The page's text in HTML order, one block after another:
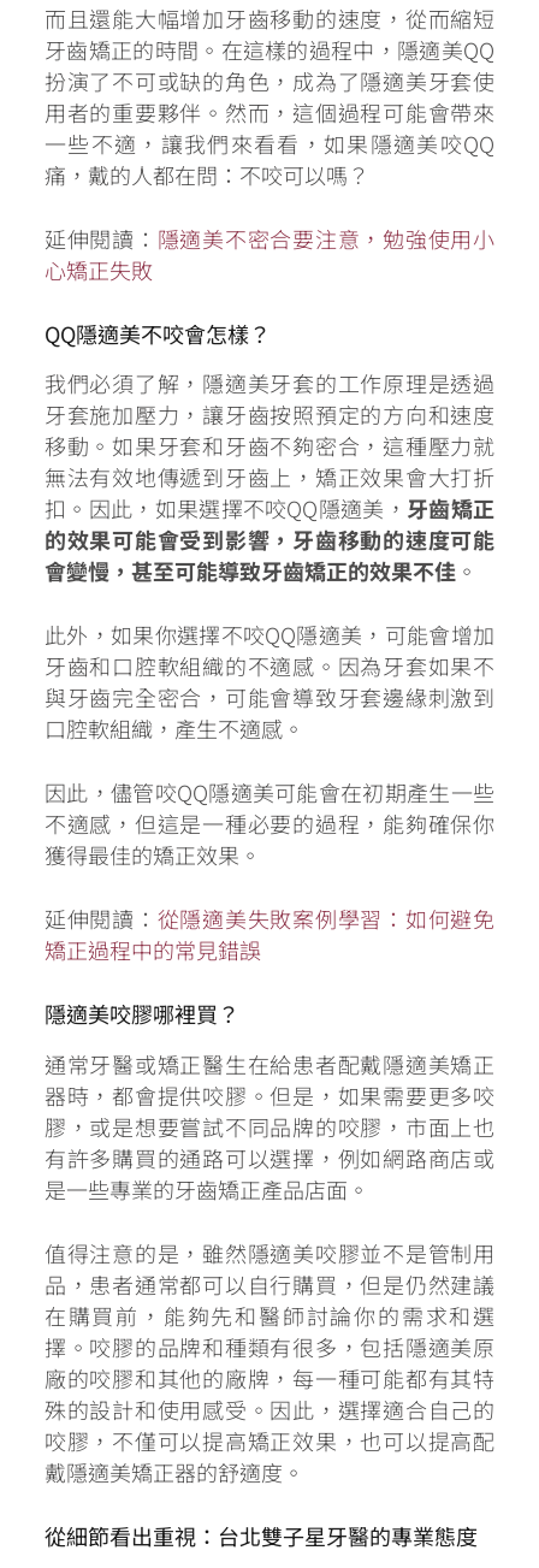
而且還能大幅增加牙齒移動的速度，從而縮短
牙齒矯正的時間。在這樣的過程中，隱適美QQ
扮演了不可或缺的角色，成為了隱適美牙套使
用者的重要夥伴。然而，這個過程可能會帶來
一些不適，讓我們來看看，如果隱適美咬QQ
痛，戴的人都在問：不咬可以嗎？
延伸閱讀： 隱適美不密合要注意，勉強使用小
心矯正失敗
QQ隱適美不咬會怎樣？
我們必須了解，隱適美牙套的工作原理是透過
牙套施加壓力，讓牙齒按照預定的方向和速度
移動。如果牙套和牙齒不夠密合，這種壓力就
無法有效地傳遞到牙齒上，矯正效果會大打折
扣。因此，如果選擇不咬QQ隱適美， 牙齒矯正
的效果可能會受到影響，牙齒移動的速度可能
會變慢，甚至可能導致牙齒矯正的效果不佳。
此外，如果你選擇不咬QQ隱適美，可能會增加
牙齒和口腔軟組織的不適感。因為牙套如果不
與牙齒完全密合，可能會導致牙套邊緣刺激到
口腔軟組織，產生不適感。
因此，儘管咬QQ隱適美可能會在初期產生一些
不適感，但這是一種必要的過程，能夠確保你
獲得最佳的矯正效果。
延伸閱讀： 從隱適美失敗案例學習：如何避免
矯正過程中的常見錯誤
隱適美咬膠哪裡買？
通常牙醫或矯正醫生在給患者配戴隱適美矯正
器時，都會提供咬膠。但是，如果需要更多咬
膠，或是想要嘗試不同品牌的咬膠，市面上也
有許多購買的通路可以選擇，例如網路商店或
是一些專業的牙齒矯正產品店面。
值得注意的是，雖然隱適美咬膠並不是管制用
品，患者通常都可以自行購買，但是仍然建議
在購買前，能夠先和醫師討論你的需求和選
擇。咬膠的品牌和種類有很多，包括隱適美原
廠的咬膠和其他的廠牌，每一種可能都有其特
殊的設計和使用感受。因此，選擇適合自己的
咬膠，不僅可以提高矯正效果，也可以提高配
戴隱適美矯正器的舒適度。
從細節看出重視：台北雙子星牙醫的專業態度